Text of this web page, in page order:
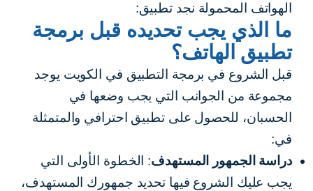
الهواتف المحمولة نجد تطبيق:
ما الذي يجب تحديده قبل برمجة
تطبيق الهاتف؟
قبل الشروع في برمجة التطبيق في الكويت يوجد
مجموعة من الجوانب التي يجب وضعها في
الحسبان، للحصول على تطبيق احترافي والمتمثلة
في:
دراسة الجمهور المستهدف: الخطوة الأولى التي
يجب عليك الشروع فيها تحديد جمهورك المستهدف،